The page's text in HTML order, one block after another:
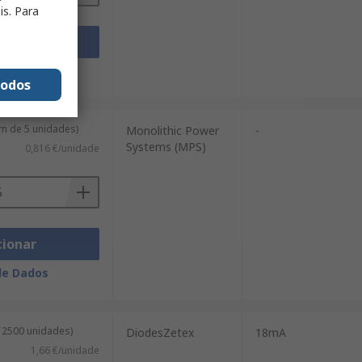
Dados
de 5 unidades)
0,816 €/unidade
Dados
Monolithic Power
Systems (MPS)
-
unidades)
1,66 €/unidade
DiodesZetex 18mA
Para